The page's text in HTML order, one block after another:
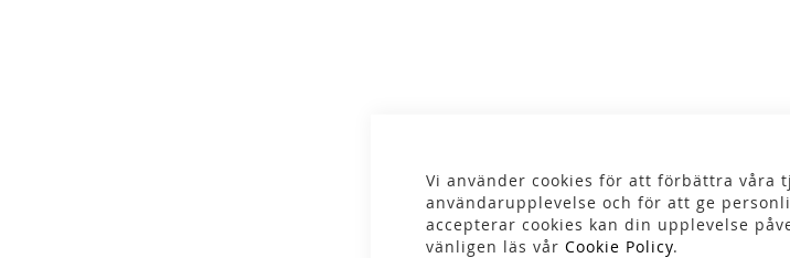
Vi använder cookies för att förbättra våra
användarupplevelse och för att ge
accepterar cookies kan din upplevelse
vänligen läs vår Cookie Policy.